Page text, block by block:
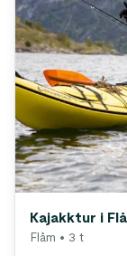
Kajakktur i
Flåm • 3 t